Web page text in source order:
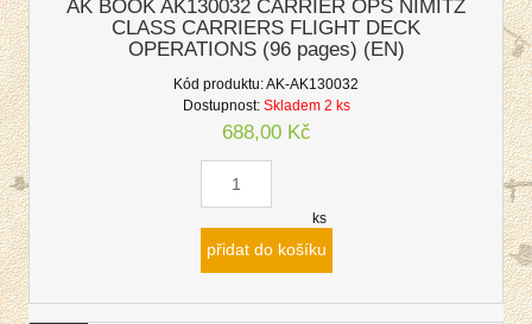
AK BOOK AK130032 CARRIER OPS NIMITZ
CLASS CARRIERS FLIGHT DECK
OPERATIONS (96 pages) (EN)
Kód produktu:AK-AK130032
Dostupnost: Skladem 2 ks
688,00 Kč
ks
přidat do košíku